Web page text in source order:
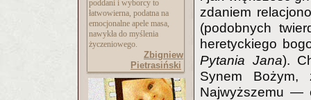
poddani i wyborcy to
łatwowierna, podatna na
emocjonalne apele masa,
nawykła do myślenia
życzeniowego.
Zbigniew
Pietrasiński
zdaniem
(podobnych
heretyckiego
Pytania Jana).
Synem Bożym,
Najwyższemu —